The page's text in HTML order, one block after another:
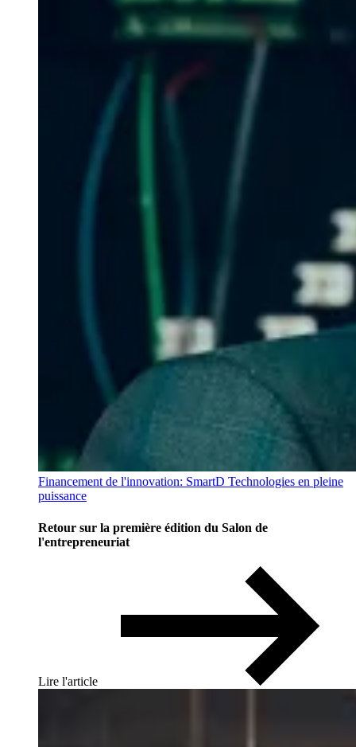
Financement de l'innovation: SmartD Technologies en pleine
puissance
Retour sur la première édition du Salon de
l'entrepreneuriat
Lire l'article